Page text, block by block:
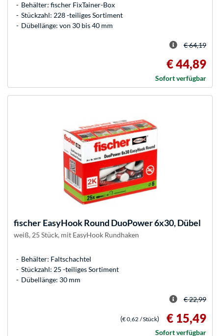
Behälter: fischer FixTainer-Box
Stückzahl: 228 -teiliges Sortiment
Dübellänge: von 30 bis 40 mm
€ 64,19
€ 44,89
Sofort verfügbar
fischer EasyHook Round DuoPower 6x30, Dübel
weiß, 25 Stück, mit EasyHook Rundhaken
Behälter: Faltschachtel
Stückzahl: 25 -teiliges Sortiment
Dübellänge: 30 mm
€ 22,99
(€ 0,62 / Stück) € 15,49
Sofort verfügbar